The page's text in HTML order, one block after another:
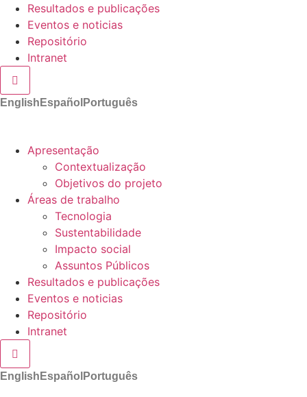
Resultados e publicações
Eventos e noticias
Repositório
Intranet
Hamburger Toggle Menu
English Español Português
Apresentação
Contextualização
Objetivos do projeto
Áreas de trabalho
Tecnologia
Sustentabilidade
Impacto social
Assuntos Públicos
Resultados e publicações
Eventos e noticias
Repositório
Intranet
Hamburger Toggle Menu
English Español Português